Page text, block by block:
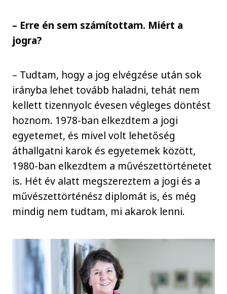
– Erre én sem számítottam. Miért a
jogra?
– Tudtam, hogy a jog elvégzése után sok
irányba lehet tovább haladni, tehát nem
kellett tizennyolc évesen végleges döntést
hoznom. 1978-ban elkezdtem a jogi
egyetemet, és mivel volt lehetőség
áthallgatni karok és egyetemek között,
1980-ban elkezdtem a művészettörténetet
is. Hét év alatt megszereztem a jogi és a
művészettörténész diplomát is, és még
mindig nem tudtam, mi akarok lenni.